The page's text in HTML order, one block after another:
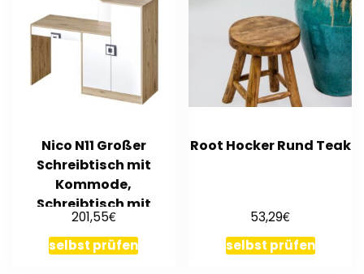
Nico N11 Großer
Schreibtisch mit
Kommode,
Schreibtisch mit
Auszug,
Jugendzimmer
201,55€
selbst prüfen
Root Hocker Rund Teak
53,29€
selbst prüfen